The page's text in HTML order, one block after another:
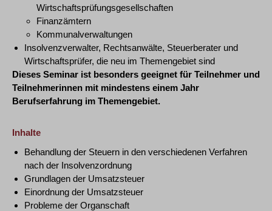
Wirtschaftsprüfungsgesellschaften
Finanzämtern
Kommunalverwaltungen
Insolvenzverwalter, Rechtsanwälte, Steuerberater und
Wirtschaftsprüfer, die neu im Themengebiet sind
Dieses Seminar ist besonders geeignet für Teilnehmer und
Teilnehmerinnen mit mindestens einem Jahr
Berufserfahrung im Themengebiet.
Inhalte
Behandlung der Steuern in den verschiedenen Verfahren
nach der Insolvenzordnung
Grundlagen der Umsatzsteuer
Einordnung der Umsatzsteuer
Probleme der Organschaft